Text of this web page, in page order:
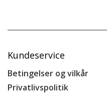
Kundeservice
Betingelser og vilkår
Privatlivspolitik